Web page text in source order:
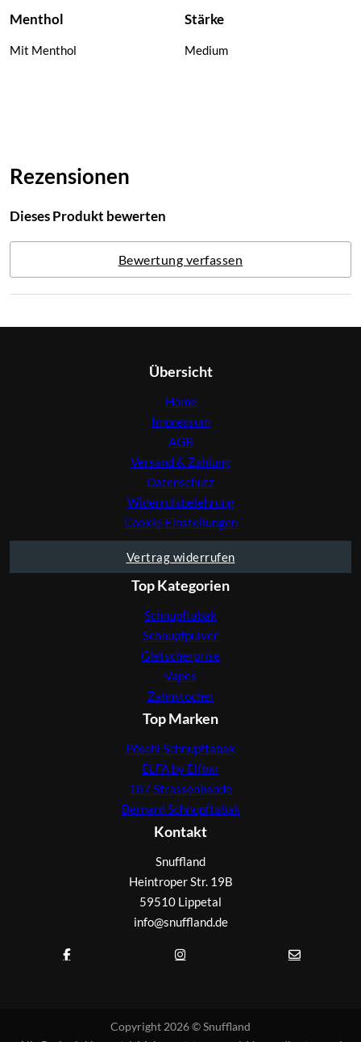
Menthol
Mit Menthol
Stärke
Medium
Rezensionen
Dieses Produkt bewerten
Bewertung verfassen
Übersicht
Home
Impressum
AGB
Versand & Zahlung
Datenschutz
Widerrufsbelehrung
Cookie-Einstellungen
Vertrag widerrufen
Top Kategorien
Schnupftabak
Schnupfpulver
Gletscherprise
Vapes
Zahnstocher
Top Marken
Pöschl Schnupftabak
ELFA by Elfbar
187 Strassenbande
Bernard Schnupftabak
Kontakt
Snuffland
Heintroper Str. 19B
59510 Lippetal
info@snuffland.de
Copyright 2026 © Snuffland